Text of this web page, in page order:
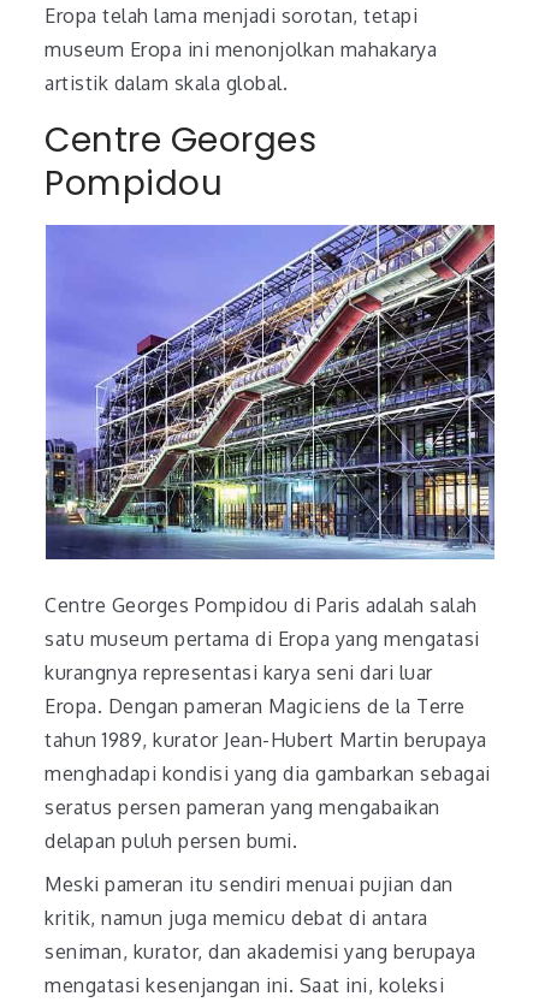
Eropa telah lama menjadi sorotan, tetapi
museum Eropa ini menonjolkan mahakarya
artistik dalam skala global.
Centre Georges
Pompidou
Centre Georges Pompidou di Paris adalah salah
satu museum pertama di Eropa yang mengatasi
kurangnya representasi karya seni dari luar
Eropa. Dengan pameran Magiciens de la Terre
tahun 1989, kurator Jean-Hubert Martin berupaya
menghadapi kondisi yang dia gambarkan sebagai
seratus persen pameran yang mengabaikan
delapan puluh persen bumi.
Meski pameran itu sendiri menuai pujian dan
kritik, namun juga memicu debat di antara
seniman, kurator, dan akademisi yang berupaya
mengatasi kesenjangan ini. Saat ini, koleksi